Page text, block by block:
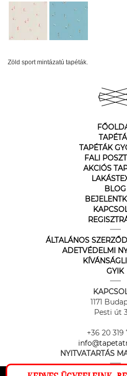
Zöld sport mintázatú tapéták.
TAPÉTÁK
FALI
AKCIÓS
BLOG
ÁLTALÁNOS
ADETVÉDELMI
GYIK
1171
Pesti út
+36 20 319
NYITVATARTÁS